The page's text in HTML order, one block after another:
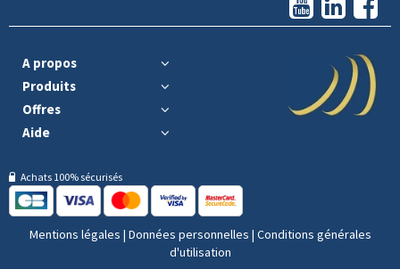
A propos
Produits
Offres
Aide
Achats 100% sécurisés
Mentions légales | Données personnelles | Conditions générales
d'utilisation